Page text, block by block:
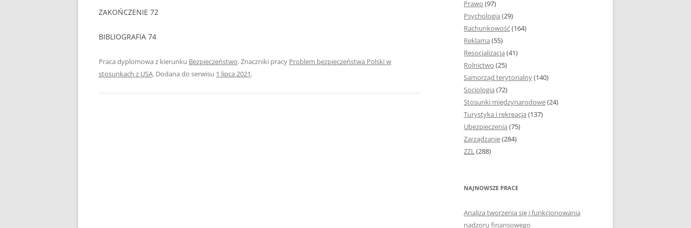
PRAWO
PSYCHOLOGIA
ROZDZIAŁY I PODROZDZIAŁY
ZAKOŃCZENIE PRACY
DYPLOMOWEJ
BIBLIOGRAFIA
SPIS RYSUNKÓW, TABEL I
ZAŁĄCZNIKÓW
TABELE, RYSUNKI ORAZ WYKRESY
KSIĄŻKI, KTÓRE POMOGĄ CI
ZAKOŃCZENIE 72
BIBLIOGRAFIA 74
Praca dyplomowa z kierunku Bezpieczeństwo. Znaczniki pracy Problem bezpieczeństwa Polski w
stosunkach z USA. Dodana do serwisu 1 lipca 2021.
Prawo (97)
Psychologia (29)
Rachunkowość(164)
Reklama (55)
Resocjalizacja (41)
Rolnictwo (25)
Samorząd terytorialny(140)
Socjologia (72)
Stosunki międzynarodowe(24)
Turystyka i rekreacja (137)
Ubezpieczenia (75)
Zarządzanie(284)
ZZL(288)
NAJNOWSZE PRACE
Analiza tworzenia się i funkcjonowania
nadzoru finansowego